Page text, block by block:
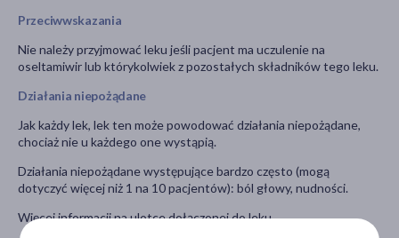
Przeciwwskazania
Nie należy przyjmować leku jeśli pacjent ma uczulenie na
oseltamiwir lub którykolwiek z pozostałych składników tego leku.
Działania niepożądane
Jak każdy lek, lek ten może powodować działania niepożądane,
chociaż nie u każdego one wystąpią.
Działania niepożądane występujące bardzo często (mogą
dotyczyć więcej niż 1 na 10 pacjentów): ból głowy, nudności.
Więcej informacji na ulotce dołączonej do leku.